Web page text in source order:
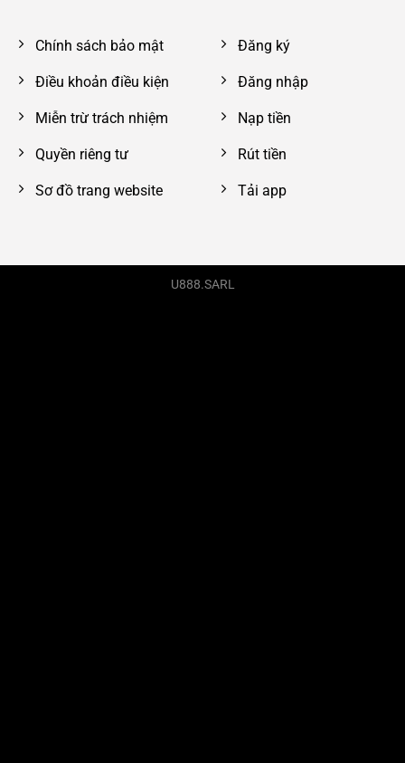
Chính sách bảo mật
Điều khoản điều kiện
Miễn trừ trách nhiệm
Quyền riêng tư
Sơ đồ trang website
Đăng ký
Đăng nhập
Nạp tiền
Rút tiền
Tải app
U888.SARL